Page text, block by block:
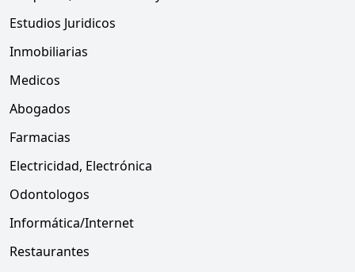
Estudios Juridicos
Inmobiliarias
Medicos
Abogados
Farmacias
Electricidad, Electrónica
Odontologos
Informática/Internet
Restaurantes